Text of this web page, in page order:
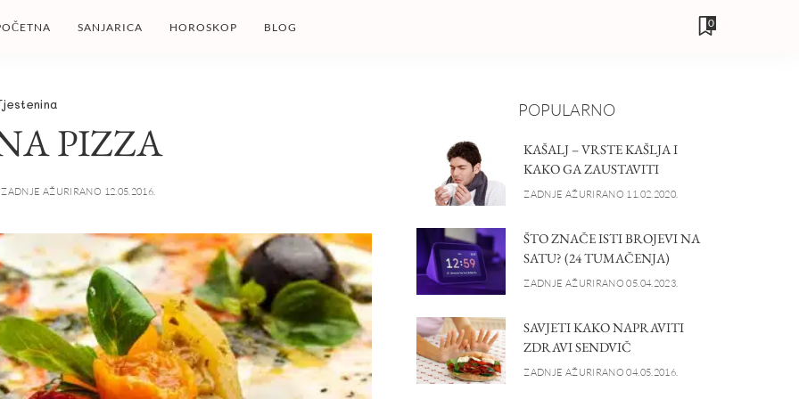
SANJARICA HOROSKOP BLOG 0
PIZZA
ZADNJE AŽURIRANO 12.05.2016.
POPULARNO
KAŠALJ – VRSTE KAŠLJA I
KAKO GA ZAUSTAVITI
ZADNJE AŽURIRANO 11.02.2020.
ŠTO ZNAČE ISTI BROJEVI NA
SATU? (24 TUMAČENJA)
ZADNJE AŽURIRANO 05.04.2023.
SAVJETI KAKO NAPRAVITI
ZDRAVI SENDVIČ
ZADNJE AŽURIRANO 04.05.2016.